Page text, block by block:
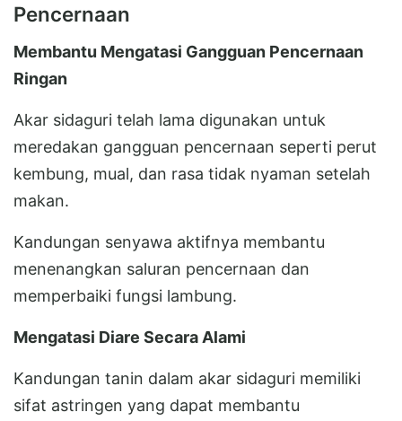
Pencernaan
Membantu Mengatasi Gangguan Pencernaan
Ringan
Akar sidaguri telah lama digunakan untuk
meredakan gangguan pencernaan seperti perut
kembung, mual, dan rasa tidak nyaman setelah
makan.
Kandungan senyawa aktifnya membantu
menenangkan saluran pencernaan dan
memperbaiki fungsi lambung.
Mengatasi Diare Secara Alami
Kandungan tanin dalam akar sidaguri memiliki
sifat astringen yang dapat membantu